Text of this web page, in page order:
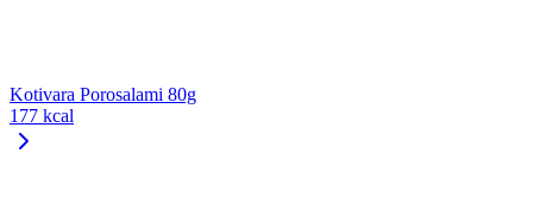
Kotivara Porosalami 80g
177 kcal